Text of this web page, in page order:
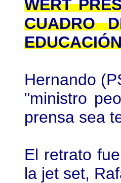
WERT
CUADRO
Hernando
"ministro
prensa sea
El retrato
la jet set,